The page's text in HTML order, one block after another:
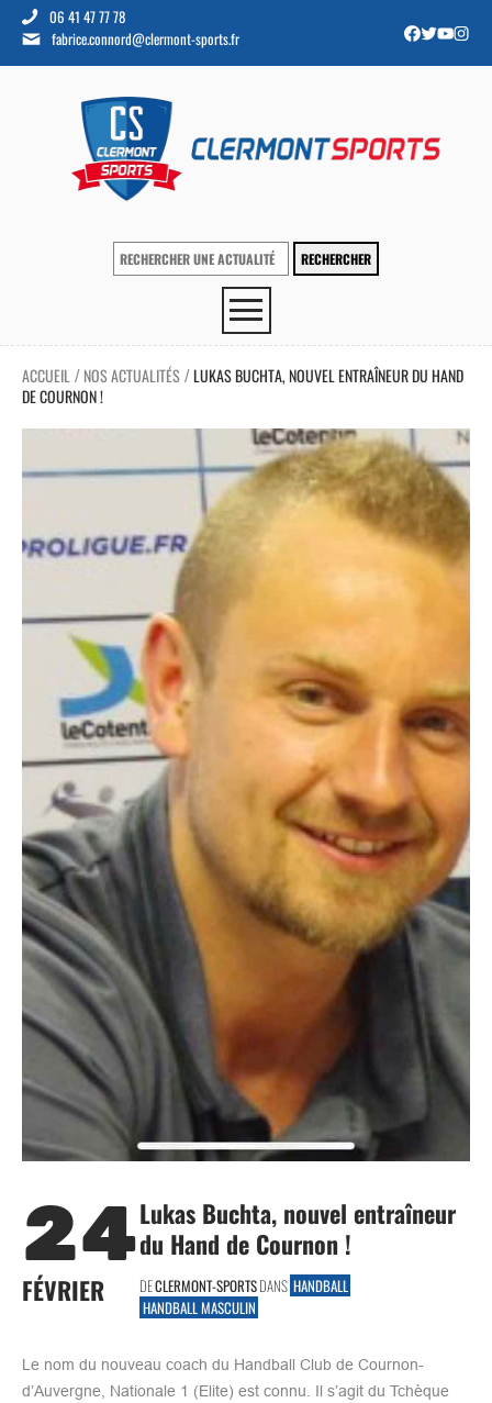
06 41 47 77 78
fabrice.connord@clermont-sports.fr
ACCUEIL / NOS ACTUALITÉS /LUKAS BUCHTA, NOUVEL ENTRAÎNEUR DU HAND
DE COURNON !
24
FÉVRIER
Lukas Buchta, nouvel entraîneur
du Hand de Cournon !
DECLERMONT-SPORTSDANS HANDBALL
HANDBALL MASCULIN
Le nom du nouveau coach du Handball Club de Cournon-
d’Auvergne, Nationale 1 (Elite) est connu. Il s’agit du Tchèque